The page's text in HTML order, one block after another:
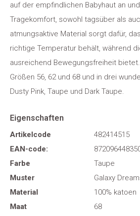
auf der empfindlichen Babyhaut an
Tragekomfort, sowohl tagsüber als
atmungsaktive Material sorgt dafür,
richtige Temperatur behält, während
ausreichend Bewegungsfreiheit
Größen 56, 62 und 68 und in drei
Dusty Pink, Taupe und Dark Taupe.
Eigenschaften
Artikelcode
482414515
EAN-code:
Farbe
Taupe
Muster
Galaxy
Material
100% katoen
Maat
68